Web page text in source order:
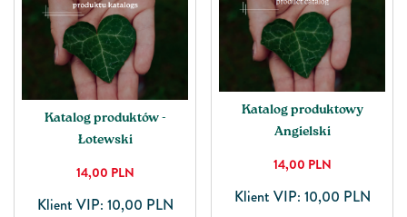
Katalog produktów -
Łotewski
14,00 PLN
Klient VIP: 10,00 PLN
Katalog produktowy
Angielski
14,00 PLN
Klient VIP: 10,00 PLN